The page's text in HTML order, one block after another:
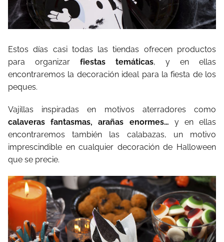
Estos días casi todas las tiendas ofrecen productos
para organizar fiestas temáticas, y en ellas
encontraremos la decoración ideal para la fiesta de los
peques.
Vajillas inspiradas en motivos aterradores como
calaveras fantasmas, arañas enormes… y en ellas
encontraremos también las calabazas, un motivo
imprescindible en cualquier decoración de Halloween
que se precie.